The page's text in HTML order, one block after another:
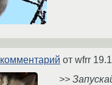
комментарий от wfrr
>>